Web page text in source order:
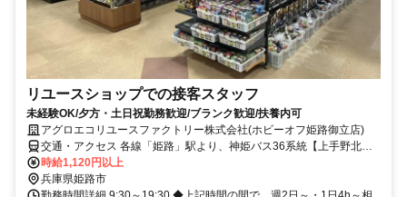
リユースショップでの接客スタッフ
未経験OK/夕方・土日祝勤務歓迎/ブランク歓迎/扶養内可
アグロエコリユースファクトリー株式会社(ホビーオフ姫路御立店)
交通・アクセス 各線「姫路」駅より、神姫バス36系統【上手野北
口】下車徒歩2分、同じく、神姫バス40系統【上手野】下車徒歩5分
◎車通勤ＯＫ！
時給1,120円以上
兵庫県姫路市